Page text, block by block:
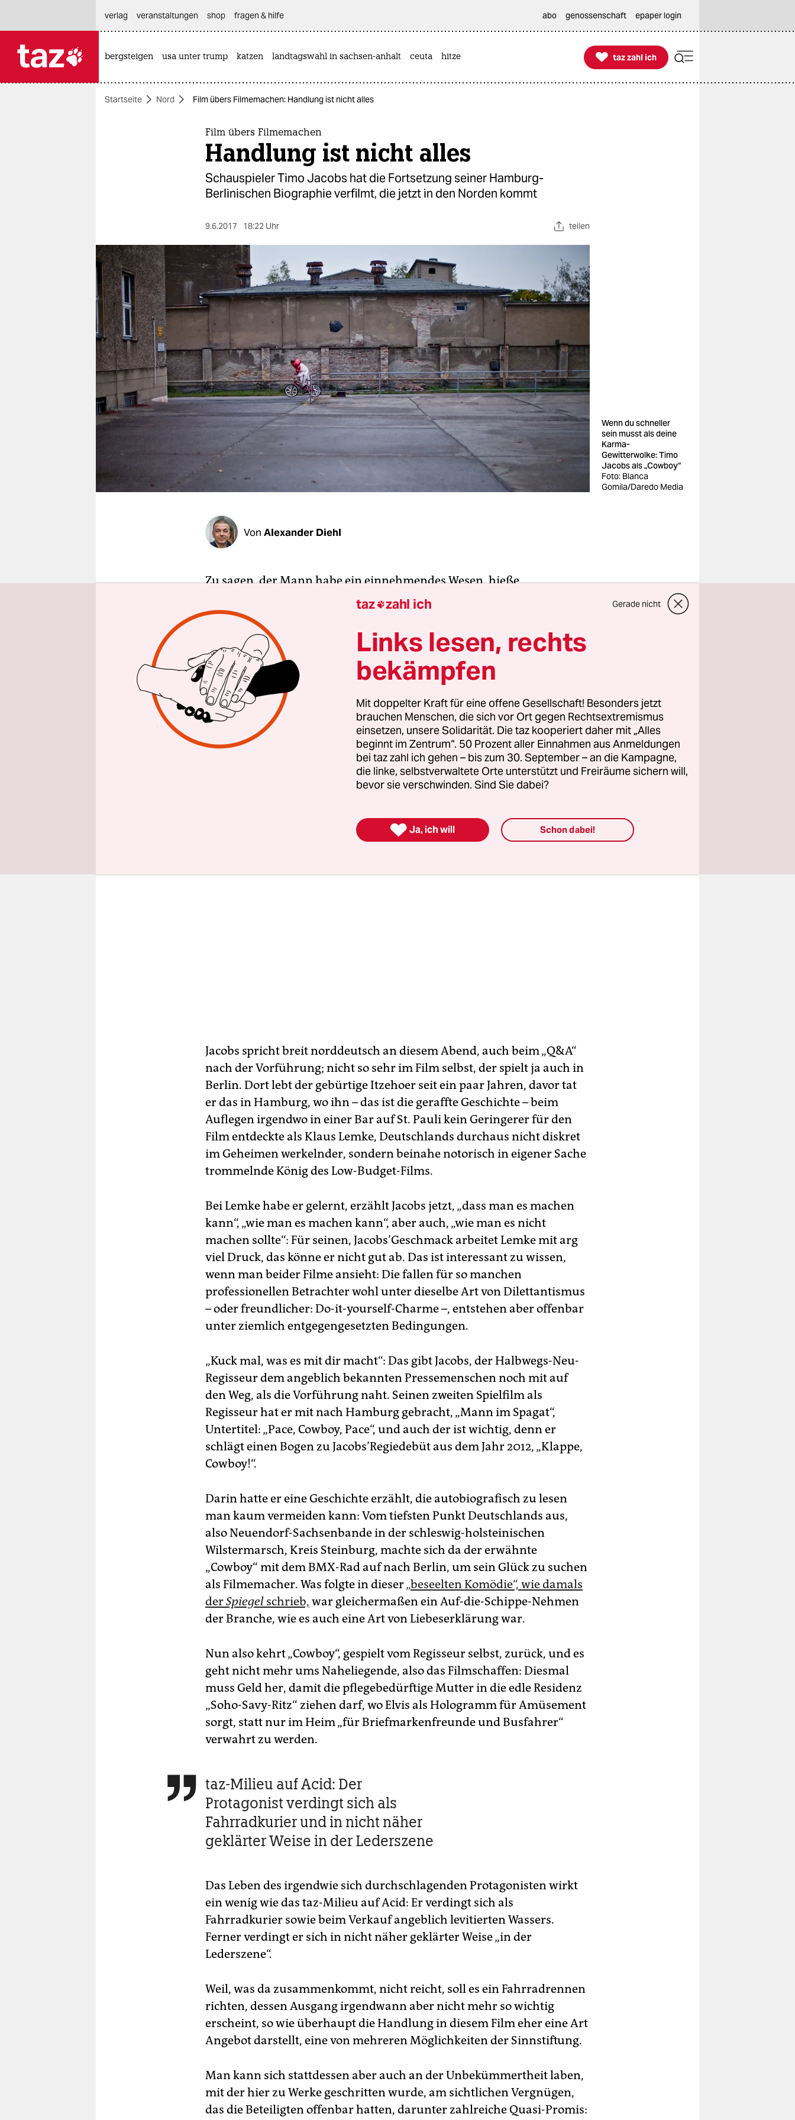
themen
berlin
nord
wahrheit
verlag
verlag
veranstaltungen
shop
verlag
veranstaltungen shop fragen & hilfe abo genossenschaft epaper login
bergsteigen usa unter trump katzen landtagswahl in sachsen-anhalt ceuta hitze 
taz zahl ich
taz zahl ich
Startseite Nord Film übers Filmemachen: Handlung ist nicht alles
Film übers Filmemachen
Handlung ist nicht alles
Schauspieler Timo Jacobs hat die Fortsetzung seiner Hamburg-
Berlinischen Biographie verfilmt, die jetzt in den Norden kommt
9.6.2017 18:22 Uhr teilen
Wenn du schneller
sein musst als deine
Karma-
Gewitterwolke: Timo
Jacobs als „Cowboy“
Foto: Blanca
Gomila/Daredo Media
Von Alexander Diehl
Zu sagen, der Mann habe ein einnehmendes Wesen, hieße
untertreiben. Wenn Timo Jacobs will, dann besteht er, scheint’s,
gänzlich aus Charisma. Am Premierenabend vergangene Woche in
Hamburg, im kommunalen Kino Metropolis gleich neben der
Staatsoper, wuselt er in gut sitzendem Dreiteiler und silbernen
Brogues herum, die eine Hand ständig um irgendwessen Taille gelegt
oder auf irgendwessen Schulter, die andere voller Freikarten, die er
nach und nach verteilt: an Freunde, neue und alte, an
Produktionsbeteiligte, von denen eine Handvoll angereist sind, und an
die vereinzelten Medienvertreter.
„Du bist doch von der Presse, oder? – Ja, stimmt, bin ich. – „Wir kennen
uns doch auch irgendwoher, oder?“ – Nee, tun wir nicht, aber das
Jacobs spricht breit norddeutsch an diesem Abend, auch beim „Q&A“
nach der Vorführung; nicht so sehr im Film selbst, der spielt ja auch in
Berlin. Dort lebt der gebürtige Itzehoer seit ein paar Jahren, davor tat
er das in Hamburg, wo ihn – das ist die geraffte Geschichte – beim
Auflegen irgendwo in einer Bar auf St. Pauli kein Geringerer für den
Film entdeckte als Klaus Lemke, Deutschlands durchaus nicht diskret
im Geheimen werkelnder, sondern beinahe notorisch in eigener Sache
trommelnde König des Low-Budget-Films.
Bei Lemke habe er gelernt, erzählt Jacobs jetzt, „dass man es machen
kann“, „wie man es machen kann“, aber auch, „wie man es nicht
machen sollte“: Für seinen, Jacobs’Geschmack arbeitet Lemke mit arg
viel Druck, das könne er nicht gut ab. Das ist interessant zu wissen,
wenn man beider Filme ansieht: Die fallen für so manchen
professionellen Betrachter wohl unter dieselbe Art von Dilettantismus
– oder freundlicher: Do-it-yourself-Charme –, entstehen aber offenbar
unter ziemlich entgegengesetzten Bedingungen.
„Kuck mal, was es mit dir macht“: Das gibt Jacobs, der Halbwegs-Neu-
Regisseur dem angeblich bekannten Pressemenschen noch mit auf
den Weg, als die Vorführung naht. Seinen zweiten Spielfilm als
Regisseur hat er mit nach Hamburg gebracht, „Mann im Spagat“,
Untertitel: „Pace, Cowboy, Pace“, und auch der ist wichtig, denn er
schlägt einen Bogen zu Jacobs’Regiedebüt aus dem Jahr 2012, „Klappe,
Cowboy!“.
Darin hatte er eine Geschichte erzählt, die autobiografisch zu lesen
man kaum vermeiden kann: Vom tiefsten Punkt Deutschlands aus,
also Neuendorf-Sachsenbande in der schleswig-holsteinischen
Wilstermarsch, Kreis Steinburg, machte sich da der erwähnte
„Cowboy“ mit dem BMX-Rad auf nach Berlin, um sein Glück zu suchen
als Filmemacher. Was folgte in dieser„beseelten Komödie“, wie damals
derSpiegel schrieb, war gleichermaßen ein Auf-die-Schippe-Nehmen
der Branche, wie es auch eine Art von Liebeserklärung war.
Nun also kehrt „Cowboy“, gespielt vom Regisseur selbst, zurück, und es
geht nicht mehr ums Naheliegende, also das Filmschaffen: Diesmal
muss Geld her, damit die pflegebedürftige Mutter in die edle Residenz
„Soho-Savy-Ritz“ ziehen darf, wo Elvis als Hologramm für Amüsement
sorgt, statt nur im Heim „für Briefmarkenfreunde und Busfahrer“
verwahrt zu werden.
 taz-Milieu auf Acid: Der
Protagonist verdingt sich als
Fahrradkurier und in nicht näher
geklärter Weise in der Lederszene
Das Leben des irgendwie sich durchschlagenden Protagonisten wirkt
ein wenig wie das taz-Milieu auf Acid: Er verdingt sich als
Fahrradkurier sowie beim Verkauf angeblich levitierten Wassers.
Ferner verdingt er sich in nicht näher geklärter Weise „in der
Lederszene“.
Weil, was da zusammenkommt, nicht reicht, soll es ein Fahrradrennen
richten, dessen Ausgang irgendwann aber nicht mehr so wichtig
erscheint, so wie überhaupt die Handlung in diesem Film eher eine Art
Angebot darstellt, eine von mehreren Möglichkeiten der Sinnstiftung.
Man kann sich stattdessen aber auch an der Unbekümmertheit laben,
mit der hier zu Werke geschritten wurde, am sichtlichen Vergnügen,
das die Beteiligten offenbar hatten, darunter zahlreiche Quasi-Promis:
taz zahl ich Gerade nicht
Links lesen, rechts
bekämpfen
Mit doppelter Kraft für eine offene Gesellschaft! Besonders jetzt
brauchen Menschen, die sich vor Ort gegen Rechtsextremismus
einsetzen, unsere Solidarität. Die taz kooperiert daher mit „Alles
beginnt im Zentrum“. 50 Prozent aller Einnahmen aus Anmeldungen
bei taz zahl ich gehen – bis zum 30. September – an die Kampagne,
die linke, selbstverwaltete Orte unterstützt und Freiräume sichern will,
bevor sie verschwinden. Sind Sie dabei?
 Ja, ich will Schon dabei!